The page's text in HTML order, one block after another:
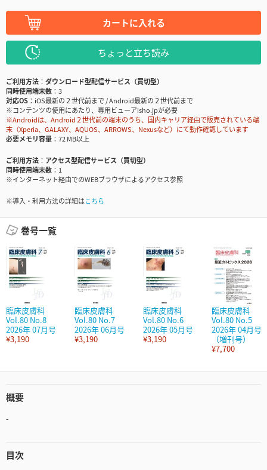
カートに入れる
ちょっと立ち読み
ご利用方法
ダウンロード型配信サービス（買切型）
同時使用端末数
3
対応OS
iOS最新の２世代前まで / Android最新の２世代前まで
※コンテンツの使用にあたり、専用ビューアisho.jpが必要
※Androidは、Android２世代前の端末のうち、国内キャリア経由で販売されている端
末（Xperia、GALAXY、AQUOS、ARROWS、Nexusなど）にて動作確認しています
必要メモリ容量
72 MB以上
ご利用方法
アクセス型配信サービス（買切型）
同時使用端末数
1
※インターネット経由でのWEBブラウザによるアクセス参照
※導入・利用方法の詳細はこちら
巻号一覧
臨床皮膚科
Vol.80 No.8
2026年 07月号
¥3,190
臨床皮膚科
Vol.80 No.7
2026年 06月号
¥3,190
臨床皮膚科
Vol.80 No.6
2026年 05月号
¥3,190
臨床皮膚科
Vol.80 No.5
2026年 04月号
（増刊号）
¥7,700
概要
-
目次